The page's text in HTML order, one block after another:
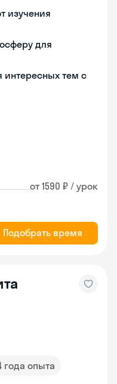
изучения
для
интересных тем с
от 1590 ₽ / урок
Подобрать время
года опыта